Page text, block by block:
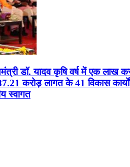
डॉ. यादव कृषि वर्ष में एक लाख
करोड़ लागत के 41 विकास
स्वागत